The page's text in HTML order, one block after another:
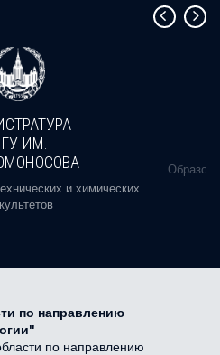
ИМ.
и химических
по направлению
по направлению